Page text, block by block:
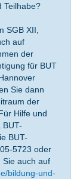
Teilhabe?
SGB XII,
auf
der
für BUT
Sie dann
der
Hilfe und
BUT-
BUT-
5723 oder
Sie auch auf
bildung-und-